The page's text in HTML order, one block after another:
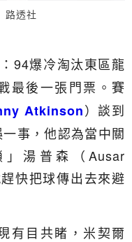
路透社
94爆冷淘汰東區龍
最後一張門票。賽
Atkinson）談到
事，他認為當中關
湯普森（Ausar
快把球傳出去來避
有目共睹，米契爾